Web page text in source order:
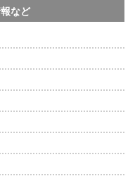
など